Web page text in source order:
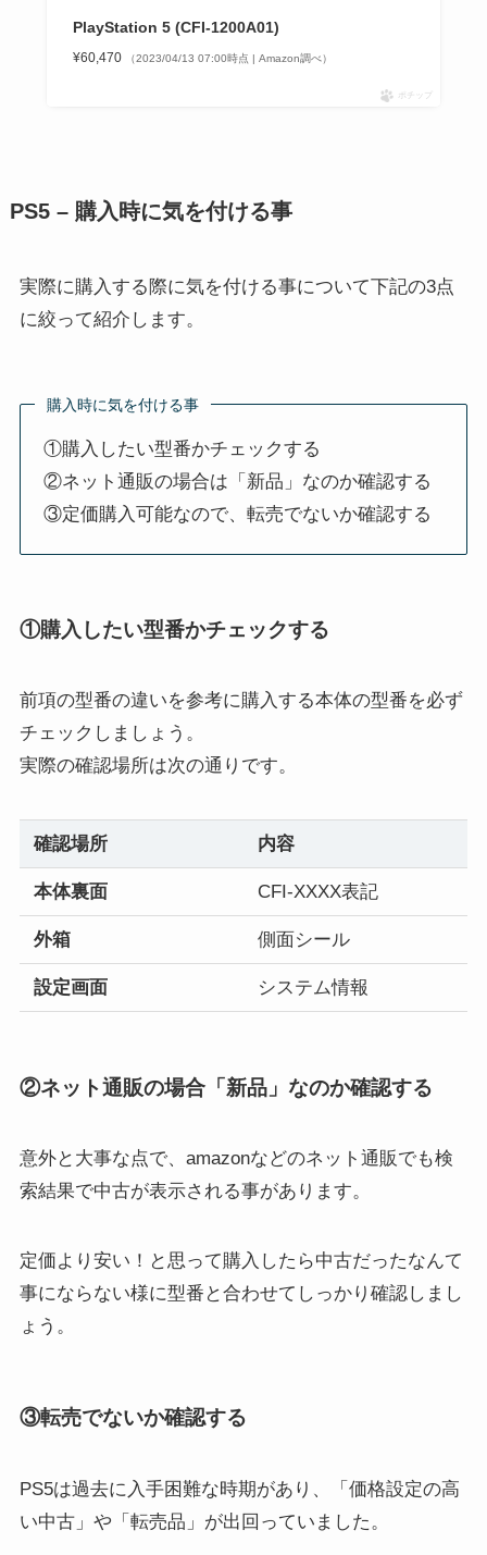
PlayStation 5 (CFI-1200A01)
¥60,470 （2023/04/13 07:00時点 | Amazon調べ）
ポチップ
PS5 – 購入時に気を付ける事
実際に購入する際に気を付ける事について下記の3点
に絞って紹介します。
購入時に気を付ける事
①購入したい型番かチェックする
②ネット通販の場合は「新品」なのか確認する
③定価購入可能なので、転売でないか確認する
①購入したい型番かチェックする
前項の型番の違いを参考に購入する本体の型番を必ず
チェックしましょう。
実際の確認場所は次の通りです。
確認場所 内容
本体裏面 CFI-XXXX表記
外箱 側面シール
設定画面 システム情報
②ネット通販の場合「新品」なのか確認する
意外と大事な点で、amazonなどのネット通販でも検
索結果で中古が表示される事があります。
定価より安い！と思って購入したら中古だったなんて
事にならない様に型番と合わせてしっかり確認しまし
ょう。
③転売でないか確認する
PS5は過去に入手困難な時期があり、「価格設定の高
い中古」や「転売品」が出回っていました。